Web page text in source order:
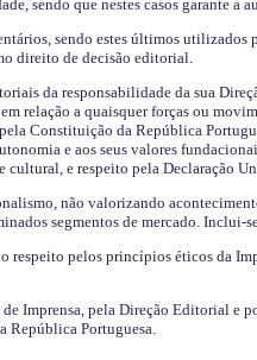
sendo que nestes casos garante a
sendo estes últimos utilizados
direito de decisão editorial.
da responsabilidade da sua
relação a quaisquer forças ou
Constituição da República
e aos seus valores
cultural, e respeito pela Declaração
não valorizando
segmentos de mercado.
respeito pelos princípios éticos da
Imprensa, pela Direção Editorial e
República Portuguesa.